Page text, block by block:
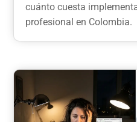
cuánto cuesta
profesional en Colombia.